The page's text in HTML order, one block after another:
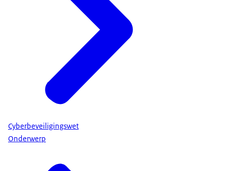
Cyberbeveiligingswet
Onderwerp